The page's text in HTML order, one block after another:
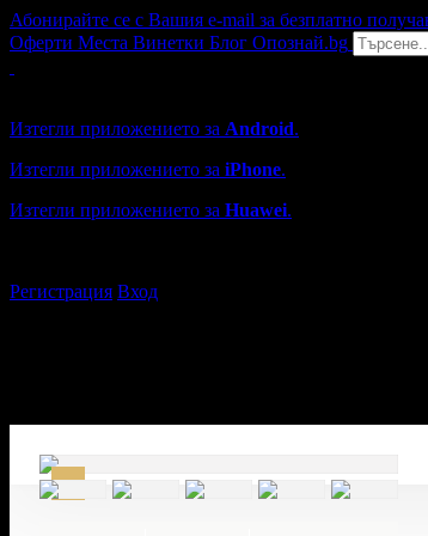
Абонирайте се с Вашия e-mail за безплатно
Оферти Места Винетки Блог Опознай.bg
Изтегли приложението за Android.
Изтегли приложението за iPhone.
Изтегли приложението за Huawei.
Регистрация Вход